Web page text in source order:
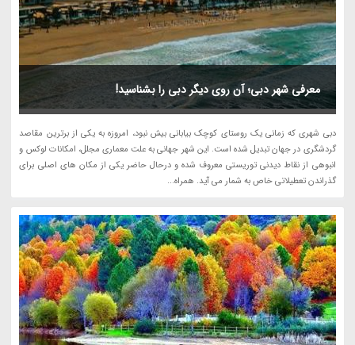
معرفی شهر دبی؛ آن روی دیگر دبی را بشناسید!
دبی شهری که زمانی یک روستای کوچک بیابانی بیش نبود، امروزه به یکی از برترین مقاصد
گردشگری در جهان تبدیل شده است. این شهر جهانی به علت معماری مجلل، امکانات لوکس و
انبوهی از نقاط دیدنی توریستی معروف شده و درحال حاضر یکی از مکان های اصلی برای
گذراندن تعطیلاتی خاص به شمار می آید. همراه...